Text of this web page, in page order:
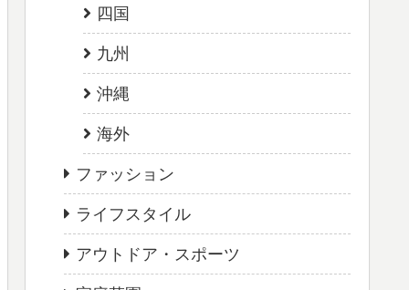
四国
九州
沖縄
海外
ファッション
ライフスタイル
アウトドア・スポーツ